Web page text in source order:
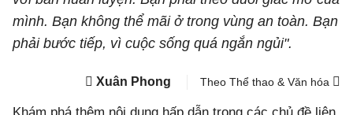
mình. Bạn không thể mãi ở trong vùng an toàn. Bạn
phải bước tiếp, vì cuộc sống quá ngắn ngủi".
Xuân Phong Theo Thể thao & Văn hóa